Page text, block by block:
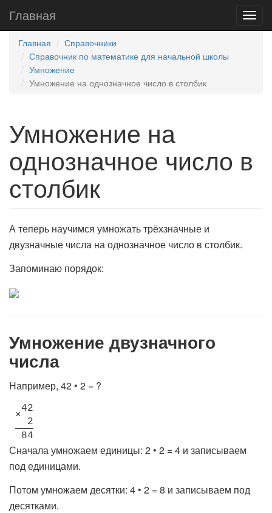
Главная
Главная
Справочники
Справочник по математике для начальной школы
Умножение
Умножение на однозначное число в столбик
Умножение на
однозначное число в
столбик
А теперь научимся умножать трёхзначные и
двузначные числа на однозначное число в столбик.
Запоминаю порядок:
Умножение двузначного
числа
Например, 42 • 2 = ?
×
42
2
84
Сначала умножаем единицы: 2 • 2 = 4 и записываем
под единицами.
Потом умножаем десятки: 4 • 2 = 8 и записываем под
десятками.